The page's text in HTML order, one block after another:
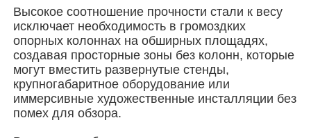
контактные данные
Новости
Все случаи
Высокое соотношение прочности стали к весу
исключает необходимость в громоздких
опорных колоннах на обширных площадях,
создавая просторные зоны без колонн, которые
могут вместить развернутые стенды,
крупногабаритное оборудование или
иммерсивные художественные инсталляции без
помех для обзора.